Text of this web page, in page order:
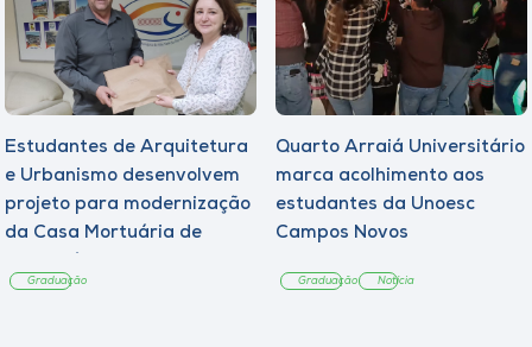
Estudantes de Arquitetura
e Urbanismo desenvolvem
projeto para modernização
da Casa Mortuária de
Graduação
Quarto Arraiá Universitário
marca acolhimento aos
estudantes da Unoesc
Campos Novos
Graduação Notícia